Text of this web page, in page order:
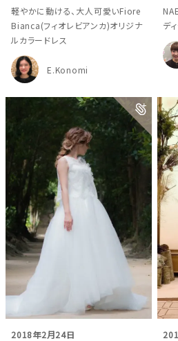
神社結婚式 お問い合
軽やかに動ける、大人可愛いFiore
Bianca(フィオレビアンカ)オリジナ
ルカラードレス
E.Konomi
デ
2018年2月24日